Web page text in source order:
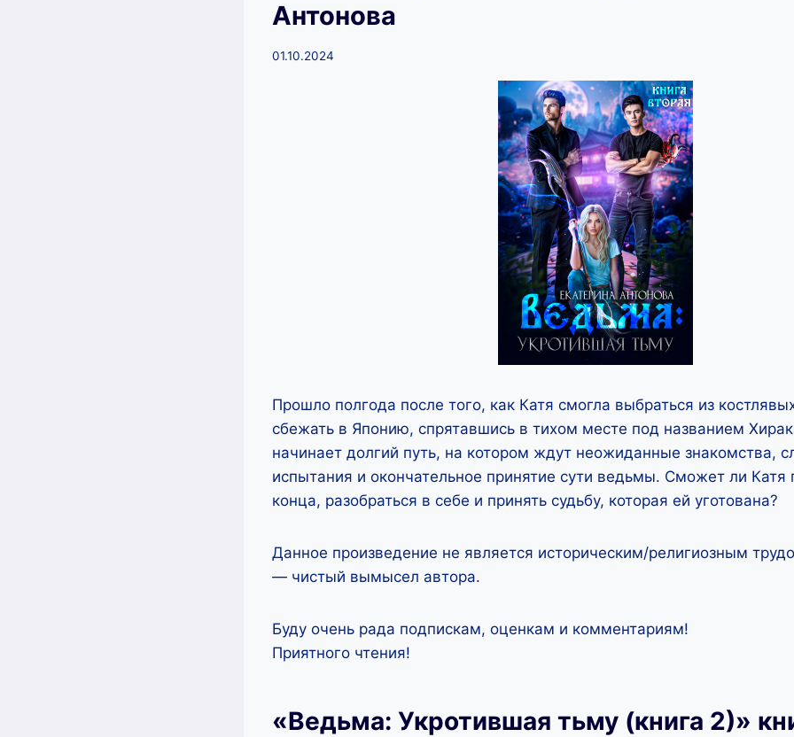
Антонова
01.10.2024
Прошло полгода после того, как Катя смогла выбраться из
сбежать в Японию, спрятавшись в тихом месте под названием
начинает долгий путь, на котором ждут неожиданные знакомства,
испытания и окончательное принятие сути ведьмы. Сможет ли Катя
конца, разобраться в себе и принять судьбу, которая ей уготована?
Данное произведение не является историческим/религиозным
— чистый вымысел автора.
Буду очень рада подпискам, оценкам и комментариям!
Приятного чтения!
«Ведьма: Укротившая тьму (книга 2)»